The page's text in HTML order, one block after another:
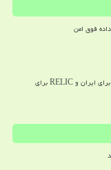
فوق امن
گوگل شیوه نام گذاری گروههای تهدید سایبری را تغییر داد ION برای ایران و RELIC برای